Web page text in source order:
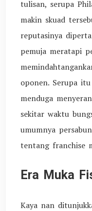
tulisan, serupa
makin skuad
reputasinya
pemuja meratapi
oponen. Serupa
menduga
sekitar waktu
umumnya
tentang franchise
Era Muka
Kaya nan